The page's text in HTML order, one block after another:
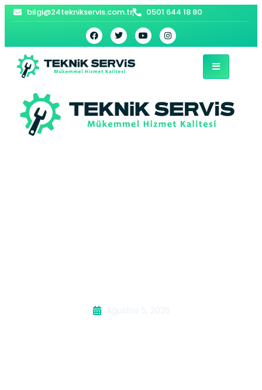
bilgi@24teknikservis.com.tr 0501 644 18 80
Ağustos 5, 2026